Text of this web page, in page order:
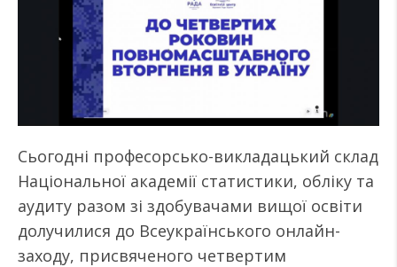
Сьогодні професорсько-викладацький склад
Національної академії статистики, обліку та
аудиту разом зі здобувачами вищої освіти
долучилися до Всеукраїнського онлайн-
заходу, присвяченого четвертим